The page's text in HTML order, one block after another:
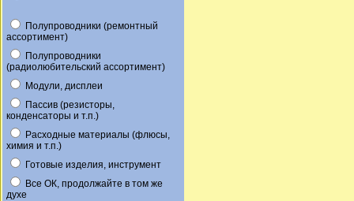
Полупроводники (ремонтный
ассортимент)
Полупроводники
(радиолюбительский ассортимент)
Модули, дисплеи
Пассив (резисторы,
конденсаторы и т.п.)
Расходные материалы (флюсы,
химия и т.п.)
Готовые изделия, инструмент
Все ОК, продолжайте в том же
духе